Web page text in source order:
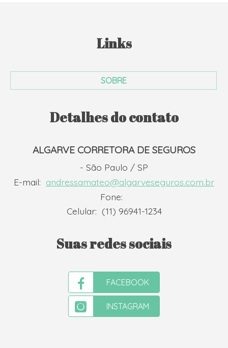
Links
SOBRE
Detalhes do contato
ALGARVE CORRETORA DE SEGUROS
- São Paulo / SP
E-mail: andressamateo@algarveseguros.com.br
Fone:
Celular: (11) 96941-1234
Suas redes sociais
FACEBOOK
INSTAGRAM